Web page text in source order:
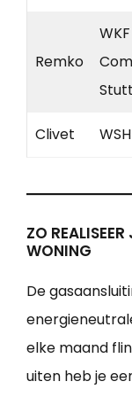
Remko
Clivet
ZO REALISEER
WONING
De
elke maand
uiten heb je